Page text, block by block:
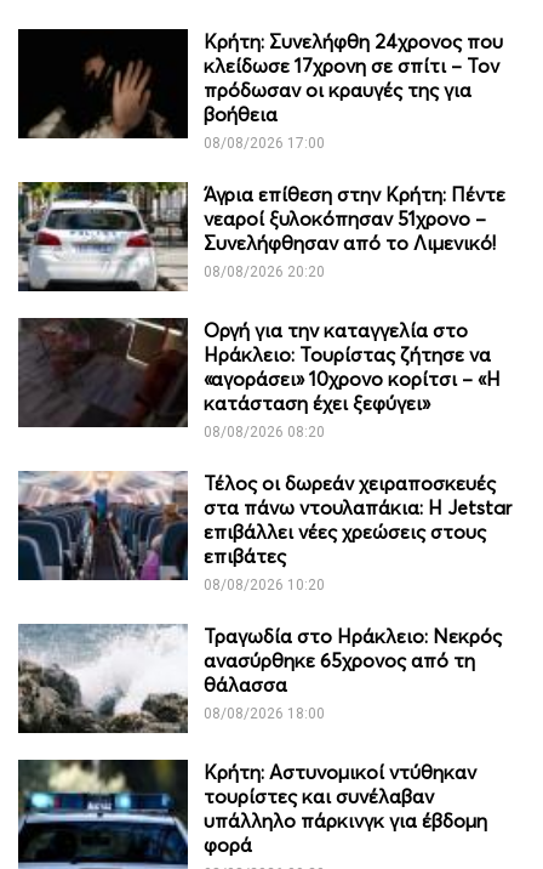
Κρήτη: Συνελήφθη 24χρονος που
κλείδωσε 17χρονη σε σπίτι – Τον
πρόδωσαν οι κραυγές της για
βοήθεια
08/08/2026 17:00
Άγρια επίθεση στην Κρήτη: Πέντε
νεαροί ξυλοκόπησαν 51χρονο –
Συνελήφθησαν από το Λιμενικό!
08/08/2026 20:20
Οργή για την καταγγελία στο
Ηράκλειο: Τουρίστας ζήτησε να
«αγοράσει» 10χρονο κορίτσι – «Η
κατάσταση έχει ξεφύγει»
08/08/2026 08:20
Τέλος οι δωρεάν χειραποσκευές
στα πάνω ντουλαπάκια: Η Jetstar
επιβάλλει νέες χρεώσεις στους
επιβάτες
08/08/2026 10:20
Τραγωδία στο Ηράκλειο: Νεκρός
ανασύρθηκε 65χρονος από τη
θάλασσα
08/08/2026 18:00
Κρήτη: Αστυνομικοί ντύθηκαν
τουρίστες και συνέλαβαν
υπάλληλο πάρκινγκ για έβδομη
φορά